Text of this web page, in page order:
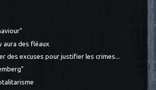
aura des fléaux
des excuses pour justifier les crimes...